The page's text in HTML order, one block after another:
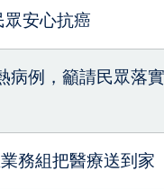
眾安心抗癌
病例，籲請民眾落
務組把醫療送到家